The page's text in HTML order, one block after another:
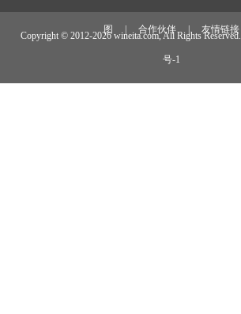
图 合作伙伴 友情链接
Copyright © 2012-2026 wineita.com, All Rights Reserved.
号-1